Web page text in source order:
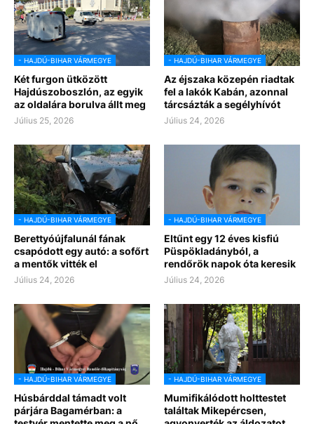
- HAJDÚ-BIHAR VÁRMEGYE
Két furgon ütközött
Hajdúszoboszlón, az egyik
az oldalára borulva állt meg
Július 25, 2026
- HAJDÚ-BIHAR VÁRMEGYE
Az éjszaka közepén riadtak
fel a lakók Kabán, azonnal
tárcsázták a segélyhívót
Július 24, 2026
- HAJDÚ-BIHAR VÁRMEGYE
Berettyóújfalunál fának
csapódott egy autó: a sofőrt
a mentők vitték el
Július 24, 2026
- HAJDÚ-BIHAR VÁRMEGYE
Eltűnt egy 12 éves kisfiú
Püspökladányból, a
rendőrök napok óta keresik
Július 24, 2026
- HAJDÚ-BIHAR VÁRMEGYE
Húsbárddal támadt volt
párjára Bagamérban: a
- HAJDÚ-BIHAR VÁRMEGYE
Mumifikálódott holttestet
találtak Mikepércsen,